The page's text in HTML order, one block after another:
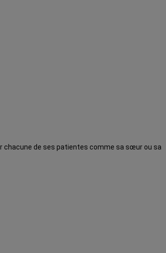
chacune de ses patientes comme sa sœur ou sa